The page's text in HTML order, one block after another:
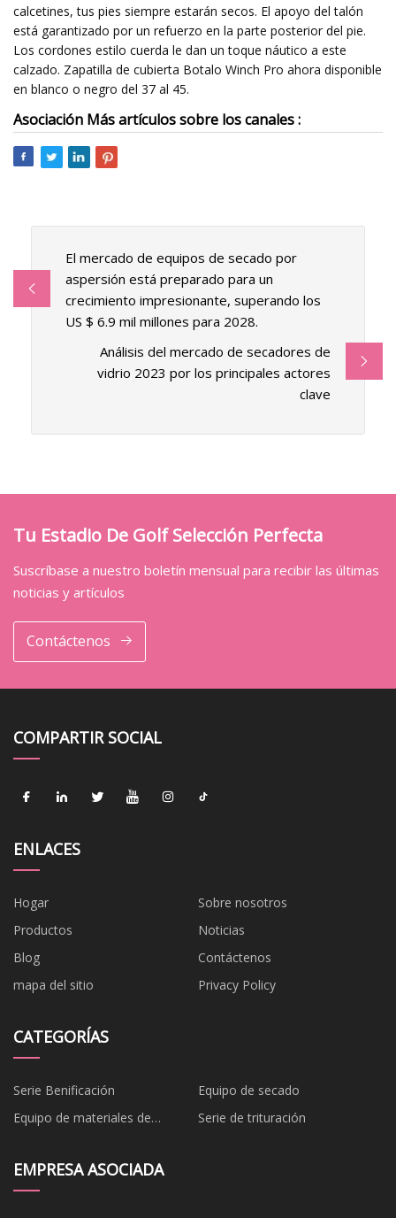
calcetines, tus pies siempre estarán secos. El apoyo del talón
está garantizado por un refuerzo en la parte posterior del pie.
Los cordones estilo cuerda le dan un toque náutico a este
calzado. Zapatilla de cubierta Botalo Winch Pro ahora disponible
en blanco o negro del 37 al 45.
Asociación Más artículos sobre los canales :
El mercado de equipos de secado por
aspersión está preparado para un
crecimiento impresionante, superando los
US $ 6.9 mil millones para 2028.
Análisis del mercado de secadores de
vidrio 2023 por los principales actores
clave
Tu Estadio De Golf Selección Perfecta
Suscríbase a nuestro boletín mensual para recibir las últimas
noticias y artículos
Contáctenos
COMPARTIR SOCIAL
ENLACES
Hogar
Sobre nosotros
Productos
Noticias
Blog
Contáctenos
mapa del sitio
Privacy Policy
CATEGORÍAS
Serie Benificación
Equipo de secado
Equipo de materiales de
Serie de trituración
EMPRESA ASOCIADA